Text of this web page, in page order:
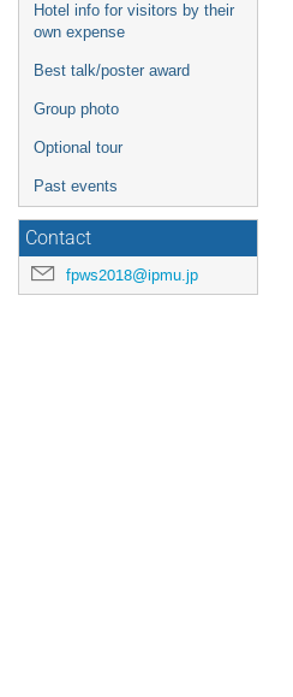
Hotel info for visitors by their
own expense
Best talk/poster award
Group photo
Optional tour
Past events
Contact
fpws2018@ipmu.jp